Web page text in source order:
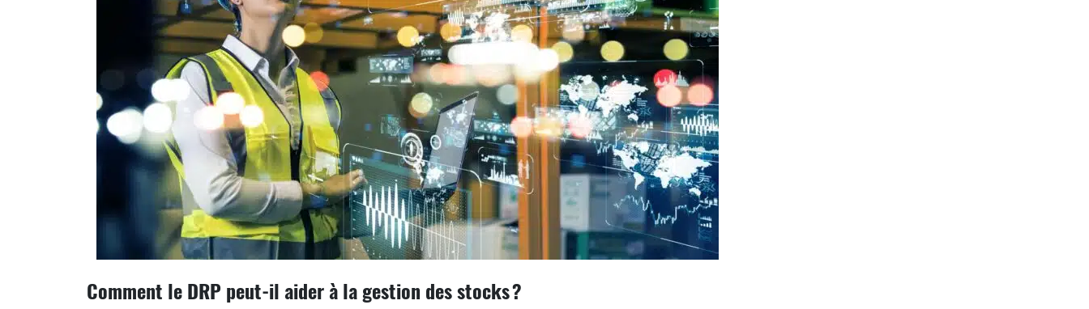
Comment le DRP peut-il aider à la gestion des stocks ?